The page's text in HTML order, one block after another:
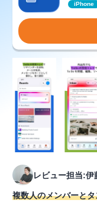
iPhone
レビュー担当:伊
複数人のメンバーと